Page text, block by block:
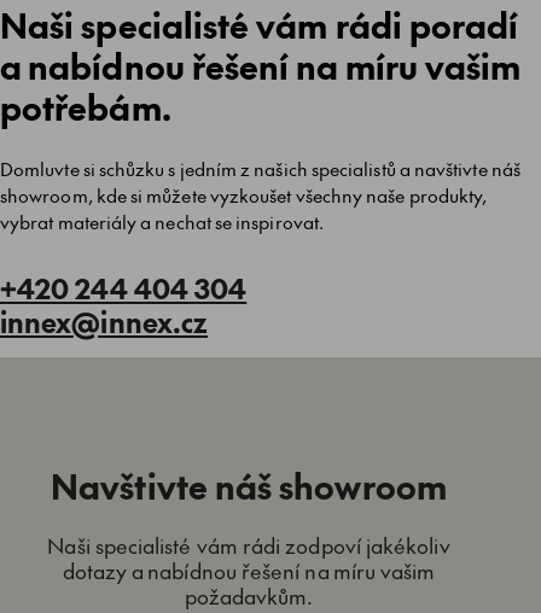
Naši specialisté vám rádi poradí
a nabídnou řešení na míru vašim
potřebám.
Domluvte si schůzku s jedním z našich specialistů a navštivte náš
showroom, kde si můžete vyzkoušet všechny naše produkty,
vybrat materiály a nechat se inspirovat.
+420 244 404 304
innex@innex.cz
Navštivte náš showroom
Naši specialisté vám rádi zodpoví jakékoliv
dotazy a nabídnou řešení na míru vašim
požadavkům.